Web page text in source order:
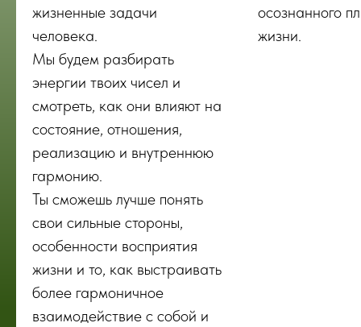
жизненные задачи
человека.
Мы будем разбирать
энергии твоих чисел и
смотреть, как они влияют на
состояние, отношения,
реализацию и внутреннюю
гармонию.
Ты сможешь лучше понять
свои сильные стороны,
особенности восприятия
жизни и то, как выстраивать
более гармоничное
взаимодействие с собой и
осознанного
жизни.